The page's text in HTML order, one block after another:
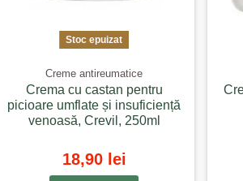
Stoc epuizat
Creme antireumatice
Crema cu castan pentru
picioare umflate și insuficiență
venoasă, Crevil, 250ml
18,90 lei